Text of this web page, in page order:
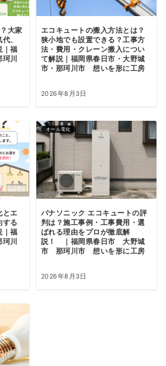
大家
、
｜福
川
エコキュートの搬入方法とは？
狭小地でも設置できる？工事方
法・費用・クレーン搬入につい
て解説｜福岡県春日市・大野城
市・那珂川市 想いを形に工房
2026年8月3日
とエ
する
｜福
川
オール電化
パナソニック エコキュートの評
判は？施工事例・工事費用・選
ばれる理由をプロが徹底解
説！ ｜福岡県春日市 大野城
市 那珂川市 想いを形に工房
2026年8月3日